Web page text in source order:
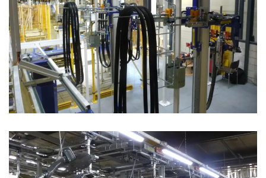
Convoyeur aérien pour joints automobiles